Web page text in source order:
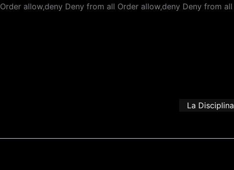
Order allow,deny Deny from all Order allow,deny Deny from all
La Disciplina